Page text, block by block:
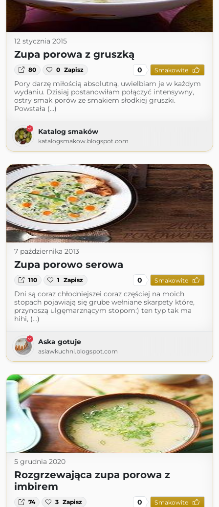
12 stycznia 2015
Zupa porowa z gruszką
80 0 Zapisz 0 Smakowite
Pory darzę miłością absolutną, uwielbiam je w każdym
wydaniu. Dzisiaj postanowiłam połączyć intensywny,
ostry smak porów ze smakiem słodkiej gruszki.
Powstała (...)
Katalog smaków
katalogsmakow.blogspot.com
7 października 2013
Zupa porowo serowa
110 1 Zapisz 0 Smakowite
Dni są coraz chłodniejszei coraz częściej na moich
stopach pojawiają się grube wełniane skarpety które,
przynoszą ulgęmarznącym stopom:) ten typ tak ma
hihi, (...)
Aska gotuje
asiawkuchni.blogspot.com
5 grudnia 2020
Rozgrzewająca zupa porowa z
imbirem
74 3 Zapisz 0 Smakowite